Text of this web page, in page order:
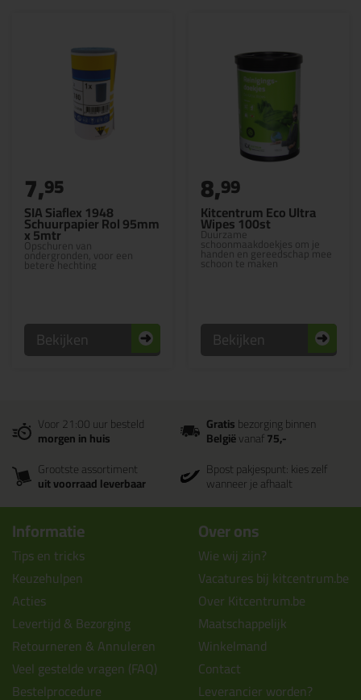
SIA Siaflex 1948
Schuurpapier Rol 95mm
x 5mtr
Opschuren van
ondergronden, voor een
betere hechting
7,95
Bekijken
Kitcentrum Eco Ultra
Wipes 100st
Duurzame
schoonmaakdoekjes om je
handen en gereedschap mee
schoon te maken
8,99
Bekijken
Voor 21:00 uur besteld
morgen in huis
Gratisbezorging binnen
Belgiëvanaf75,-
Grootste assortiment
uit voorraad leverbaar
Bpost pakjespunt: kies zelf
wanneer je afhaalt
Informatie
Tips en tricks
Keuzehulpen
Acties
Levertijd & Bezorging
Retourneren & Annuleren
Veel gestelde vragen (FAQ)
Bestelprocedure
Over ons
Wie wij zijn?
Vacatures bij kitcentrum.be
Over Kitcentrum.be
Maatschappelijk
Winkelmand
Contact
Leverancier worden?